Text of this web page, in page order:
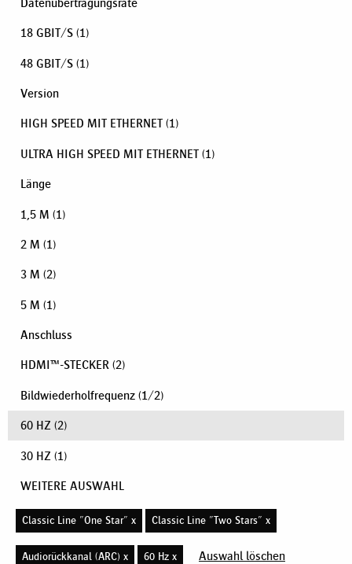
Datenübertragungsrate
18 GBIT/S (1)
48 GBIT/S (1)
Version
HIGH SPEED MIT ETHERNET (1)
ULTRA HIGH SPEED MIT ETHERNET (1)
Länge
1,5 M (1)
2 M (1)
3 M (2)
5 M (1)
Anschluss
HDMI™-STECKER (2)
Bildwiederholfrequenz (1/2)
60 HZ (2)
30 HZ (1)
WEITERE AUSWAHL
Classic Line "One Star" x Classic Line "Two Stars" x
Audiorückkanal (ARC) x 60 Hz x Auswahl löschen